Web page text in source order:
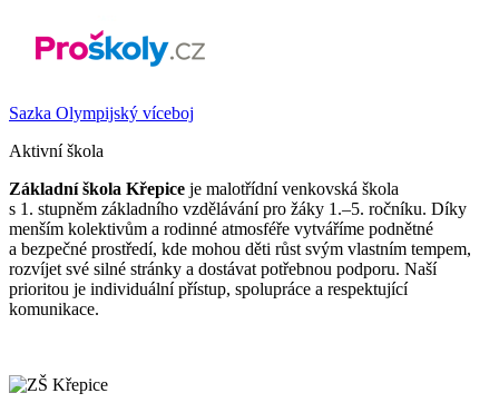
Sazka Olympijský víceboj
Aktivní škola
Základní škola Křepice je malotřídní venkovská škola
s 1. stupněm základního vzdělávání pro žáky 1.–5. ročníku. Díky
menším kolektivům a rodinné atmosféře vytváříme podnětné
a bezpečné prostředí, kde mohou děti růst svým vlastním tempem,
rozvíjet své silné stránky a dostávat potřebnou podporu. Naší
prioritou je individuální přístup, spolupráce a respektující
komunikace.